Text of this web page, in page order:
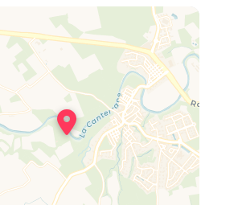
de-chaussée se compose :
: 4 foyers, four,
micro-onde, lave-vaisselle-
l’or barista, bouilloire,
: 1 lit 160x200
avec WC
Piscine intérieure chauffée
profondeur : 1.50m. Espace
avec plancha. Il y a 2
place. Le terrain est clos.